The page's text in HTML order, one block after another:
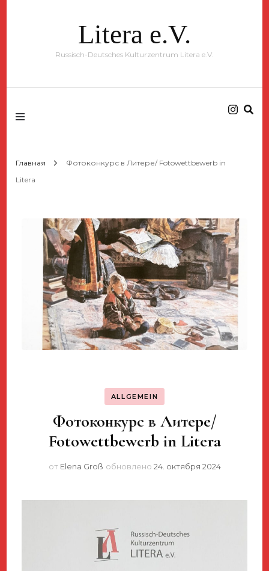
Litera e.V.
Russisch-Deutsches Kulturzentrum Litera e.V.
Главная
Фотоконкурс в Литере/ Fotowettbewerb in
Litera
ALLGEMEIN
Фотоконкурс в Литере/
Fotowettbewerb in Litera
от Elena Groß обновлено 24. октября 2024